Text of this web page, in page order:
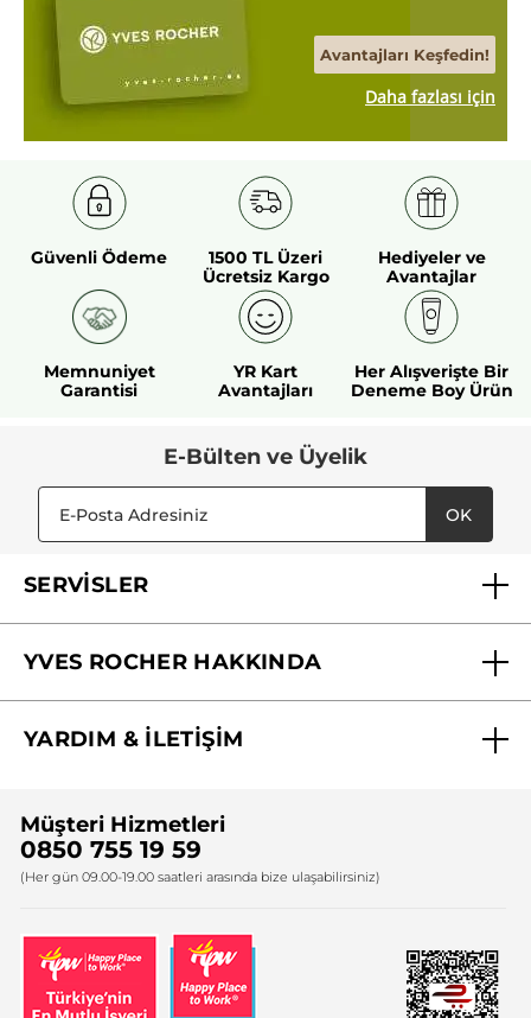
Avantajları Keşfedin!
Daha fazlası için
Güvenli Ödeme
1500 TL Üzeri
Ücretsiz Kargo
Hediyeler ve
Avantajlar
Memnuniyet
Garantisi
YR Kart
Avantajları
Her Alışverişte Bir
Deneme Boy Ürün
E-Bülten ve Üyelik
OK
SERVİSLER
YVES ROCHER HAKKINDA
Yves Rocher Vakfı
YARDIM & İLETİŞİM
Bize Ulaşın
Firma Bilgileri
Müşteri Hizmetleri
0850 755 19 59
(Her gün 09.00-19.00 saatleri arasında bize ulaşabilirsiniz)